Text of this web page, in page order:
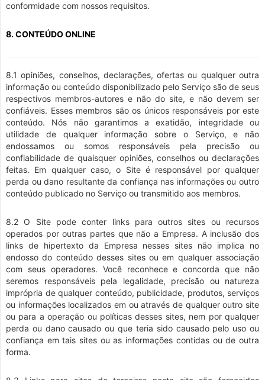
conformidade com nossos requisitos.
8. CONTEÚDO ONLINE
8.1 opiniões, conselhos, declarações, ofertas ou qualquer outra
informação ou conteúdo disponibilizado pelo Serviço são de seus
respectivos membros-autores e não do site, e não devem ser
confiáveis. Esses membros são os únicos responsáveis por este
conteúdo. Nós não garantimos a exatidão, integridade ou
utilidade de qualquer informação sobre o Serviço, e não
endossamos ou somos responsáveis pela precisão ou
confiabilidade de quaisquer opiniões, conselhos ou declarações
feitas. Em qualquer caso, o Site é responsável por qualquer
perda ou dano resultante da confiança nas informações ou outro
conteúdo publicado no Serviço ou transmitido aos membros.
8.2 O Site pode conter links para outros sites ou recursos
operados por outras partes que não a Empresa. A inclusão dos
links de hipertexto da Empresa nesses sites não implica no
endosso do conteúdo desses sites ou em qualquer associação
com seus operadores. Você reconhece e concorda que não
seremos responsáveis pela legalidade, precisão ou natureza
imprópria de qualquer conteúdo, publicidade, produtos, serviços
ou informações localizados em ou através de qualquer outro site
ou para a operação ou políticas desses sites, nem por qualquer
perda ou dano causado ou que teria sido causado pelo uso ou
confiança em tais sites ou as informações contidas ou de outra
forma.